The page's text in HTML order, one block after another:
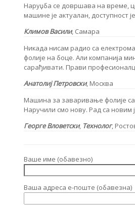
Наруџба се довршава на време,
машине је актуалан, доступност
Климов Васили, Самара
Никада нисам радио са
фолије на боце. Али компанија
сарађивати. Прави
Анатолиј Петровски, Москва
Машина за заваривање фолије са
Наручили смо нову. Рад са новим
Георге Вловетски, Технолог,
Ваше име (обавезно)
Ваша адреса е-поште (обавезна)